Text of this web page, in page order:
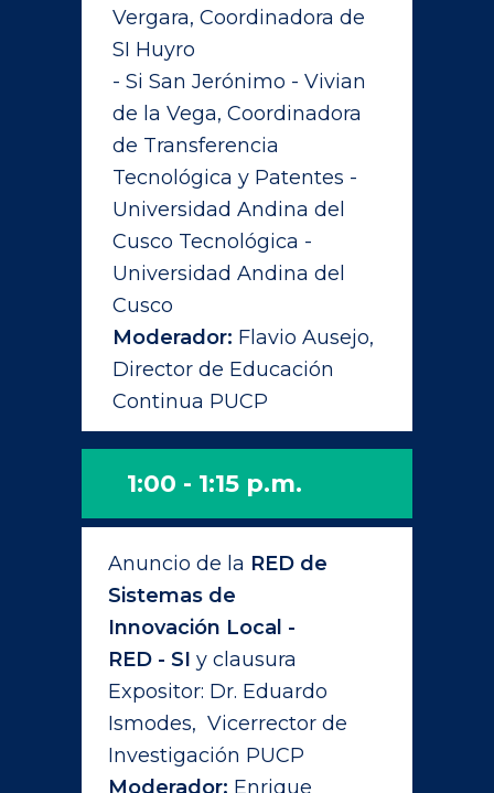
1:00 - 1:15 p.m.
Vergara, Coordinadora de
SI Huyro
- Si San Jerónimo - Vivian
de la Vega, Coordinadora
de Transferencia
Tecnológica y Patentes -
Universidad Andina del
Cusco Tecnológica -
Universidad Andina del
Cusco
Moderador: Flavio Ausejo,
Director de Educación
Continua PUCP
Anuncio de la RED de
Sistemas de
Innovación Local -
RED - SI y clausura
Expositor: Dr. Eduardo
Ismodes, Vicerrector de
Investigación PUCP
Moderador: Enrique